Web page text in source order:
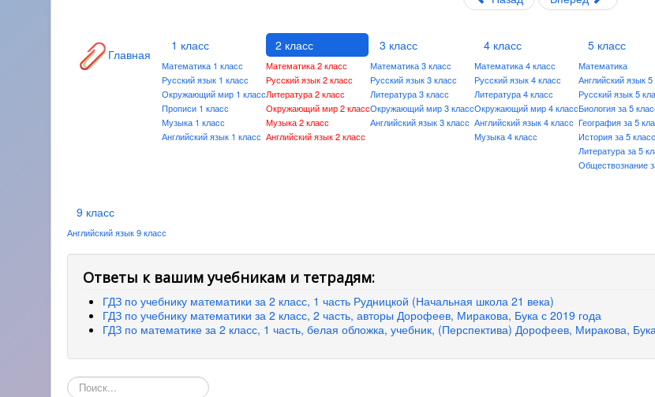
Главная
1 класс
Математика 1 класс
Русский язык 1 класс
Окружающий мир 1 класс
Прописи 1 класс
Музыка 1 класс
Английский язык 1 класс
2 класс
Математика 2 класс
Русский язык 2 класс
Литература 2 класс
Окружающий мир 2 класс
Музыка 2 класс
Английский язык 2 класс
3 класс
Математика 3 класс
Русский язык 3 класс
Литература 3 класс
Окружающий мир 3 класс
Английский язык 3 класс
4 класс
Математика 4 класс
Русский язык 4 класс
Литература 4 класс
Окружающий мир 4 класс
Английский язык 4 класс
Музыка 4 класс
5 класс
Математика
Английский язык 5
Русский язык 5
Биология за 5
География за 5
История за 5 класс
Литература за 5
Обществознание
9 класс
Английский язык 9 класс
Ответы к вашим учебникам и тетрадям:
ГДЗ по учебнику математики за 2 класс, 1 часть Рудницкой (Начальная школа 21 века)
ГДЗ по учебнику математики за 2 класс, 2 часть, авторы Дорофеев, Миракова, Бука с 2019 года
ГДЗ по математике за 2 класс, 1 часть, белая обложка, учебник, (Перспектива) Дорофеев, Миракова,
Поиск